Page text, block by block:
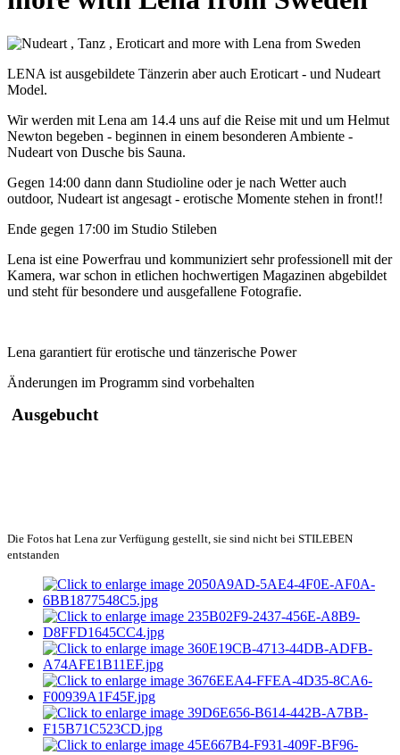
LENA ist ausgebildete Tänzerin aber auch Eroticart - und Nudeart
Model.
Wir werden mit Lena am 14.4 uns auf die Reise mit und um Helmut
Newton begeben - beginnen in einem besonderen Ambiente -
Nudeart von Dusche bis Sauna.
Gegen 14:00 dann dann Studioline oder je nach Wetter auch
outdoor, Nudeart ist angesagt - erotische Momente stehen in front!!
Ende gegen 17:00 im Studio Stileben
Lena ist eine Powerfrau und kommuniziert sehr professionell mit der
Kamera, war schon in etlichen hochwertigen Magazinen abgebildet
und steht für besondere und ausgefallene Fotografie.
Lena garantiert für erotische und tänzerische Power
Änderungen im Programm sind vorbehalten
Ausgebucht
Die Fotos hat Lena zur Verfügung gestellt, sie sind nicht bei STILEBEN
entstanden